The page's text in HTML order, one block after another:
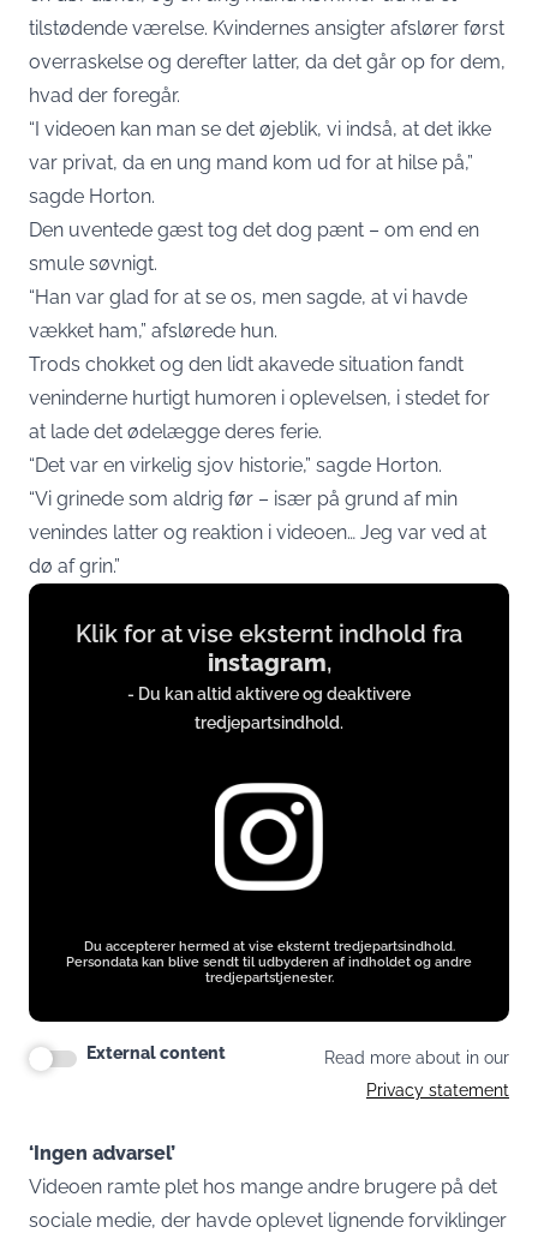
tilstødende værelse. Kvindernes ansigter afslører først
overraskelse og derefter latter, da det går op for dem,
hvad der foregår.
“I videoen kan man se det øjeblik, vi indså, at det ikke
var privat, da en ung mand kom ud for at hilse på,”
sagde Horton.
Den uventede gæst tog det dog pænt – om end en
smule søvnigt.
“Han var glad for at se os, men sagde, at vi havde
vækket ham,” afslørede hun.
Trods chokket og den lidt akavede situation fandt
veninderne hurtigt humoren i oplevelsen, i stedet for
at lade det ødelægge deres ferie.
“Det var en virkelig sjov historie,” sagde Horton.
“Vi grinede som aldrig før – især på grund af min
venindes latter og reaktion i videoen… Jeg var ved at
dø af grin.”
Display
content
instagram.com
Klik for at vise eksternt indhold fra
instagram,
- Du kan altid aktivere og deaktivere
tredjepartsindhold.
Du accepterer hermed at vise eksternt tredjepartsindhold.
Persondata kan blive sendt til udbyderen af indholdet og andre
tredjepartstjenester.
External content
Read more about in our
Privacy statement
‘Ingen advarsel’
Videoen ramte plet hos mange andre brugere på det
sociale medie, der havde oplevet lignende forviklinger